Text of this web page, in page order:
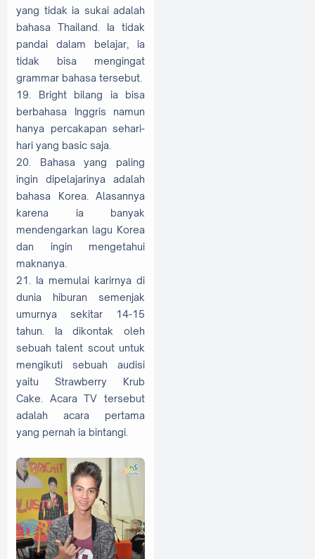
yang tidak ia sukai adalah
bahasa Thailand. Ia tidak
pandai dalam belajar, ia
tidak bisa mengingat
grammar bahasa tersebut.
19. Bright bilang ia bisa
berbahasa Inggris namun
hanya percakapan sehari-
hari yang basic saja.
20. Bahasa yang paling
ingin dipelajarinya adalah
bahasa Korea. Alasannya
karena ia banyak
mendengarkan lagu Korea
dan ingin mengetahui
maknanya.
21. Ia memulai karirnya di
dunia hiburan semenjak
umurnya sekitar 14-15
tahun. Ia dikontak oleh
sebuah talent scout untuk
mengikuti sebuah audisi
yaitu Strawberry Krub
Cake. Acara TV tersebut
adalah acara pertama
yang pernah ia bintangi.